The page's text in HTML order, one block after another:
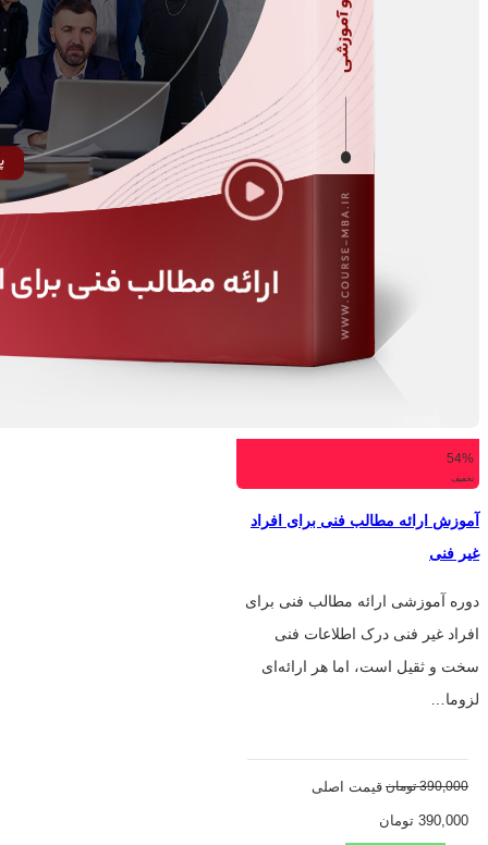
54%
تخفیف
آموزش ارائه مطالب فنی برای افراد
غیر فنی
دوره آموزشی ارائه مطالب فنی برای
افراد غیر فنی درک اطلاعات فنی
سخت و ثقیل است، اما هر ارائه‌ای
لزوما…
390,000 تومان قیمت اصلی
390,000 تومان